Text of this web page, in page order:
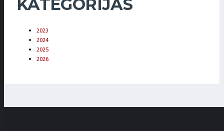
KATEGORIJAS
2023
2024
2025
2026